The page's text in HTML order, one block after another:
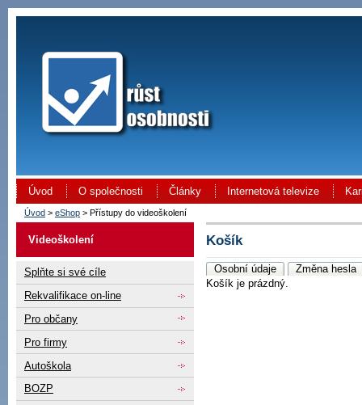
Úvod O společnosti Články Internetová televize
Úvod > eShop > Přístupy do videoškolení
Videoškolení
Splňte si své cíle
Rekvalifikace on-line
Pro občany
Pro firmy
Autoškola
BOZP
Košík
Osobní údaje
Změna hesla
Košík je prázdný.